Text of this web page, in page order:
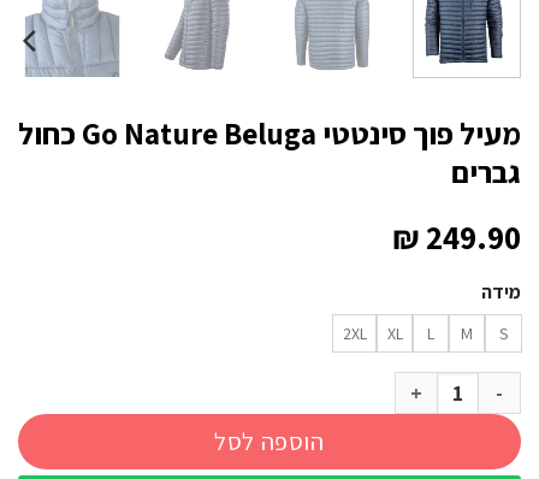
מעיל פוך סינטטי Go Nature Beluga כחול
גברים
₪249.90
מידה
S
M
L
XL
2XL
כמות של מעיל פוך סינטטי Go Nature Beluga כחול גברים
הוספה לסל